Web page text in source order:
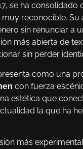
se ha
reconocible. Su
sin renunciar a
más abierta de
sin perder
como una
con fuerza
estética que
la que ha
más